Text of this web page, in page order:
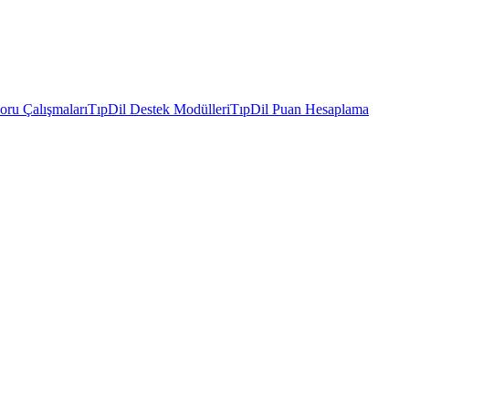
ÇalışmalarıTıpDil Destek ModülleriTıpDil Puan Hesaplama